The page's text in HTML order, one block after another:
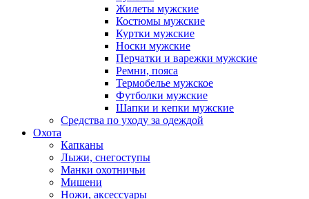
Жилеты мужские
Костюмы мужские
Куртки мужские
Носки мужские
Перчатки и варежки мужские
Ремни, пояса
Термобелье мужское
Футболки мужские
Шапки и кепки мужские
Средства по уходу за одеждой
Охота
Капканы
Лыжи, снегоступы
Манки охотничьи
Мишени
Ножи, аксессуары